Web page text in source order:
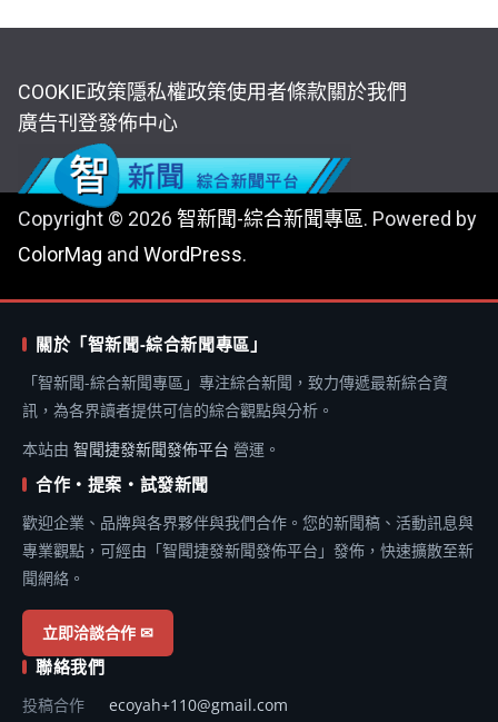
COOKIE政策隱私權政策使用者條款關於我們
廣告刊登發佈中心
Copyright © 2026 智新聞-綜合新聞專區. Powered by
ColorMag and WordPress.
關於「智新聞-綜合新聞專區」
「智新聞-綜合新聞專區」專注綜合新聞，致力傳遞最新綜合資
訊，為各界讀者提供可信的綜合觀點與分析。
本站由 智聞捷發新聞發佈平台 營運。
合作・提案・試發新聞
歡迎企業、品牌與各界夥伴與我們合作。您的新聞稿、活動訊息與
專業觀點，可經由「智聞捷發新聞發佈平台」發佈，快速擴散至新
聞網絡。
立即洽談合作 ✉
聯絡我們
投稿合作 ecoyah+110@gmail.com